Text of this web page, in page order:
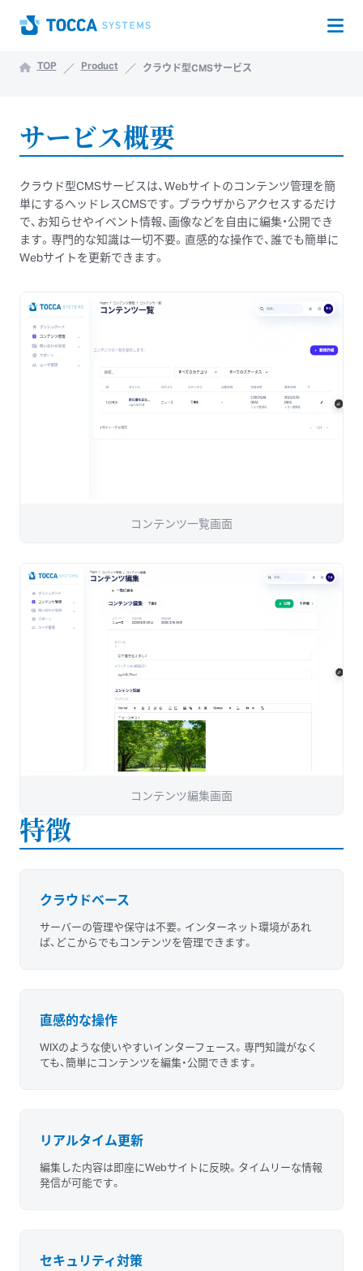
Home
TOP Product クラウド型CMSサービス
サービス概要
クラウド型CMSサービスは、Webサイトのコンテンツ管理を簡
単にするヘッドレスCMSです。 ブラウザからアクセスするだけ
で、お知らせやイベント情報、画像などを自由に編集・公開でき
ます。 専門的な知識は一切不要。直感的な操作で、誰でも簡単に
Webサイトを更新できます。
コンテンツ一覧画面
コンテンツ編集画面
特徴
クラウドベース
サーバーの管理や保守は不要。インターネット環境があれ
ば、どこからでもコンテンツを管理できます。
直感的な操作
WIXのような使いやすいインターフェース。専門知識がなく
ても、簡単にコンテンツを編集・公開できます。
リアルタイム更新
編集した内容は即座にWebサイトに反映。タイムリーな情報
発信が可能です。
セキュリティ対策